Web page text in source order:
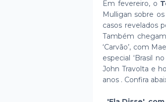
Em fevereiro, o
Mulligan sobre
casos revelados
Também
‘Carvão’, com
especial ‘Brasil
John Travolta e
anos . Confira